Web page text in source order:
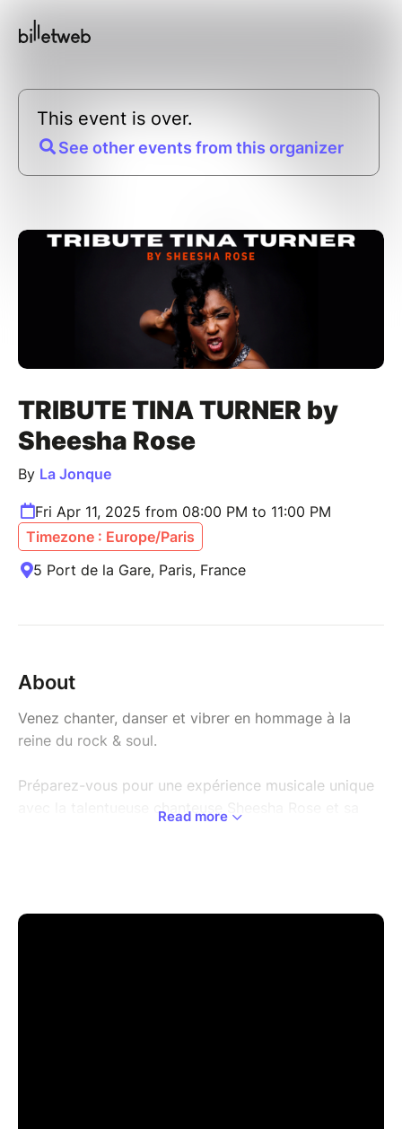
This event is over.
See other events from this organizer
TRIBUTE TINA TURNER by
Sheesha Rose
By La Jonque
Fri Apr 11, 2025 from 08:00 PM to 11:00 PM
Timezone : Europe/Paris
5 Port de la Gare, Paris, France
About
Venez chanter, danser et vibrer en hommage à la
reine du rock & soul.
Préparez-vous pour une expérience musicale unique
avec la talentueuse chanteuse Sheesha Rose et sa
Read more